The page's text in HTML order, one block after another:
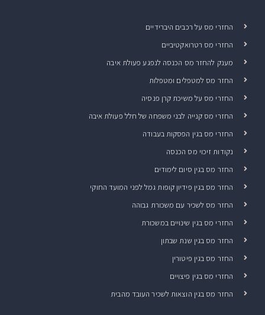
החזרי מס על רכבים היברידיים
החזרי מס רטרואקטיביים
מענק להחזר מס הכנסה לנפגע פעולת איבה
החזר מס למטפלים ומטפלות
החזרי מס על משיכת קרן פנסיה
החזרי מס קנייה לבני משפחה של חלל פעולת איבה
החזרי מס בגין הפסקות בעבודה
נקודות זיכוי מס הכנסה
החזר מס בגין סיום לימודים
החזר מס בגין פידיון קופות גמל לפני המועד החוקי
החזר מס לשכיר עם משכורת גבוהה
החזרי מס בגין שינויים במשכורת
החזר מס בגין שנת שבתון
החזר מס בגין פיטורין
החזרי מס בגין פיצויים
החזר מס בגין הוצאות לשכיר העובד מהבית